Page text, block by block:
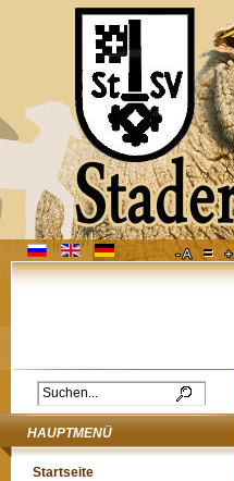
HAUPTMENÜ
Startseite